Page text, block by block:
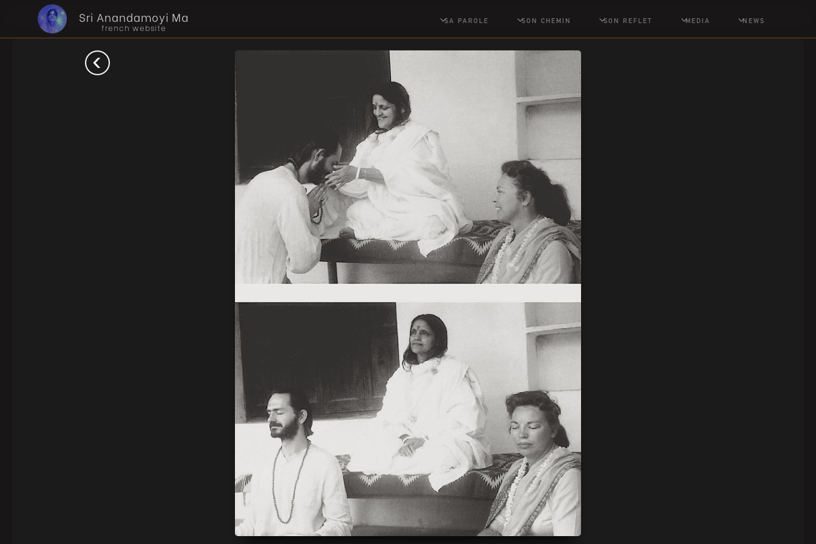
Sri Anandamoyi Ma
french website SA PAROLE SON CHEMIN SON REFLET MEDIA NEWS